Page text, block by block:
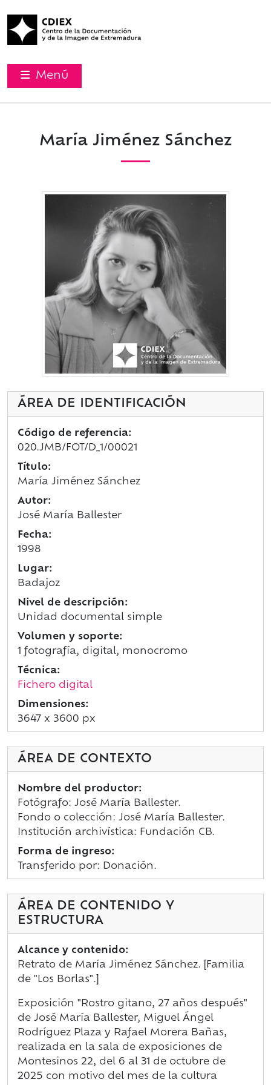
Menú
María Jiménez Sánchez
ÁREA DE IDENTIFICACIÓN
Código de referencia:
020.JMB/FOT/D_1/00021
Título:
María Jiménez Sánchez
Autor:
José María Ballester
Fecha:
1998
Lugar:
Badajoz
Nivel de descripción:
Unidad documental simple
Volumen y soporte:
1 fotografía, digital, monocromo
Técnica:
Fichero digital
Dimensiones:
3647 x 3600 px
ÁREA DE CONTEXTO
Nombre del productor:
Fotógrafo: José María Ballester.
Fondo o colección: José María Ballester.
Institución archivística: Fundación CB.
Forma de ingreso:
Transferido por: Donación.
ÁREA DE CONTENIDO Y
ESTRUCTURA
Alcance y contenido:
Retrato de María Jiménez Sánchez. [Familia
de "Los Borlas".]
Exposición "Rostro gitano, 27 años después"
de José María Ballester, Miguel Ángel
Rodríguez Plaza y Rafael Morera Bañas,
realizada en la sala de exposiciones de
Montesinos 22, del 6 al 31 de octubre de
2025 con motivo del mes de la cultura